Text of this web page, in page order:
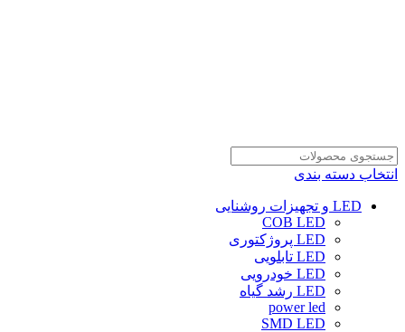
انتخاب دسته بندی
LED و تجهیزات روشنایی
COB LED
LED پروژکتوری
LED تابلویی
LED خودرویی
LED رشد گیاه
power led
SMD LED